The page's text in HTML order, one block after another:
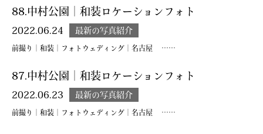
88.中村公園｜和装ロケーションフォト
2022.06.24 最新の写真紹介
前撮り｜和装｜フォトウェディング｜名古屋 ……
87.中村公園｜和装ロケーションフォト
2022.06.23 最新の写真紹介
前撮り｜和装｜フォトウェディング｜名古屋 ……